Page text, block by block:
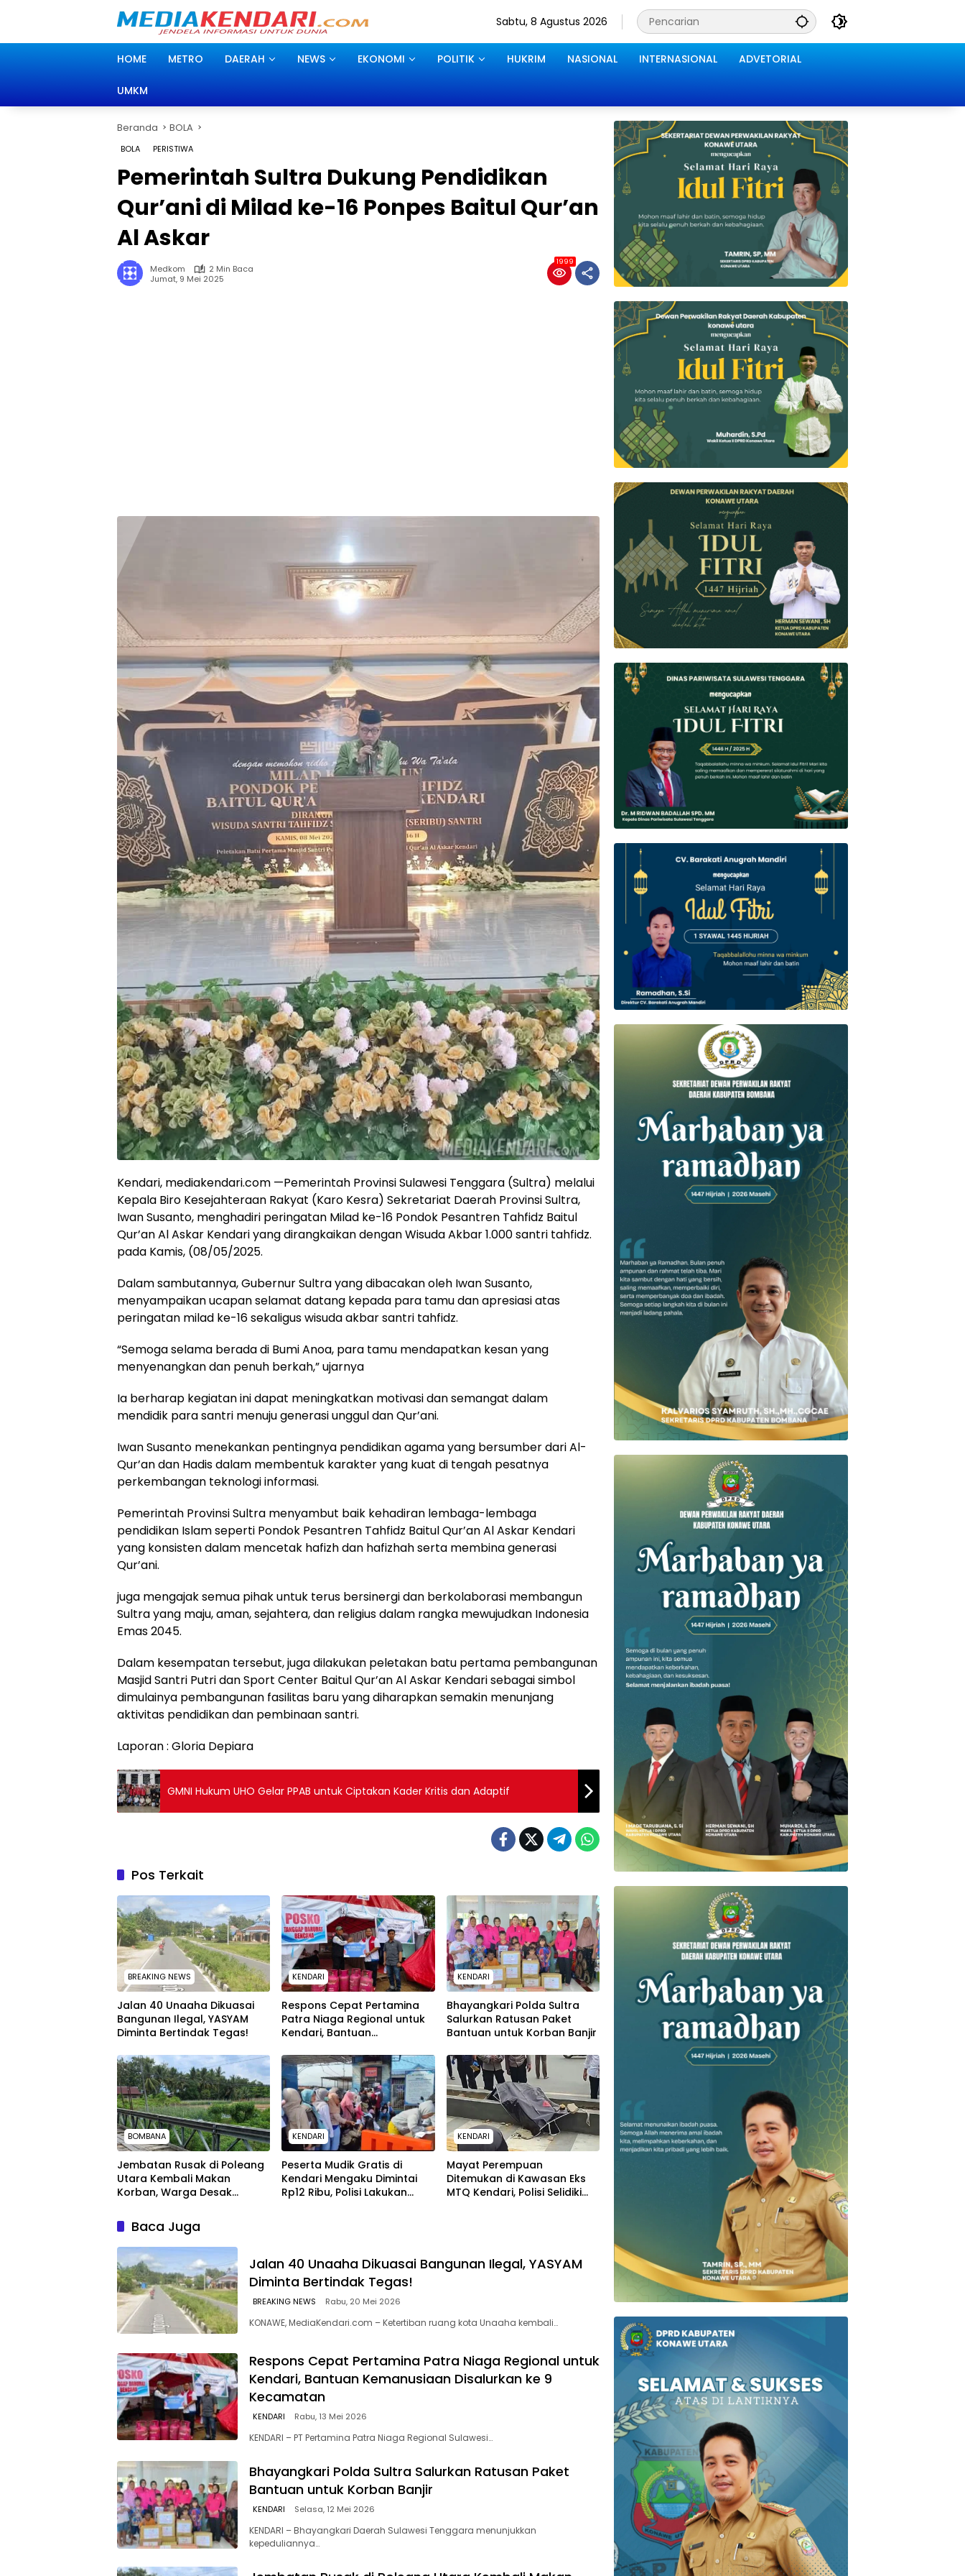
Sabtu, 8 Agustus 2026
HOME METRO DAERAH NEWS EKONOMI POLITIK HUKRIM NASIONAL INTERNASIONAL ADVETORIAL
UMKM
Beranda BOLA
BOLA PERISTIWA
Pemerintah Sultra Dukung Pendidikan
Qur’ani di Milad ke-16 Ponpes Baitul Qur’an
Al Askar
Medkom
2 Min Baca
Jumat, 9 Mei 2025
1999
Kendari, mediakendari.com —Pemerintah Provinsi Sulawesi Tenggara (Sultra) melalui
Kepala Biro Kesejahteraan Rakyat (Karo Kesra) Sekretariat Daerah Provinsi Sultra,
Iwan Susanto, menghadiri peringatan Milad ke-16 Pondok Pesantren Tahfidz Baitul
Qur’an Al Askar Kendari yang dirangkaikan dengan Wisuda Akbar 1.000 santri tahfidz.
pada Kamis, (08/05/2025.
Dalam sambutannya, Gubernur Sultra yang dibacakan oleh Iwan Susanto,
menyampaikan ucapan selamat datang kepada para tamu dan apresiasi atas
peringatan milad ke-16 sekaligus wisuda akbar santri tahfidz.
“Semoga selama berada di Bumi Anoa, para tamu mendapatkan kesan yang
menyenangkan dan penuh berkah,” ujarnya
Ia berharap kegiatan ini dapat meningkatkan motivasi dan semangat dalam
mendidik para santri menuju generasi unggul dan Qur’ani.
Iwan Susanto menekankan pentingnya pendidikan agama yang bersumber dari Al-
Qur’an dan Hadis dalam membentuk karakter yang kuat di tengah pesatnya
perkembangan teknologi informasi.
Pemerintah Provinsi Sultra menyambut baik kehadiran lembaga-lembaga
pendidikan Islam seperti Pondok Pesantren Tahfidz Baitul Qur’an Al Askar Kendari
yang konsisten dalam mencetak hafizh dan hafizhah serta membina generasi
Qur’ani.
juga mengajak semua pihak untuk terus bersinergi dan berkolaborasi membangun
Sultra yang maju, aman, sejahtera, dan religius dalam rangka mewujudkan Indonesia
Emas 2045.
Dalam kesempatan tersebut, juga dilakukan peletakan batu pertama pembangunan
Masjid Santri Putri dan Sport Center Baitul Qur’an Al Askar Kendari sebagai simbol
dimulainya pembangunan fasilitas baru yang diharapkan semakin menunjang
aktivitas pendidikan dan pembinaan santri.
Laporan : Gloria Depiara
GMNI Hukum UHO Gelar PPAB untuk Ciptakan Kader Kritis dan Adaptif
Pos Terkait
BREAKING NEWS
Jalan 40 Unaaha Dikuasai
Bangunan Ilegal, YASYAM
Diminta Bertindak Tegas!
KENDARI
Respons Cepat Pertamina
Patra Niaga Regional untuk
Kendari, Bantuan
9 Kecamatan
KENDARI
Bhayangkari Polda Sultra
Salurkan Ratusan Paket
Bantuan untuk Korban Banjir
BOMBANA
Jembatan Rusak di Poleang
Utara Kembali Makan
Korban, Warga Desak
KENDARI
Peserta Mudik Gratis di
Kendari Mengaku Dimintai
Rp12 Ribu, Polisi Lakukan
KENDARI
Mayat Perempuan
Ditemukan di Kawasan Eks
MTQ Kendari, Polisi Selidiki
Baca Juga
Jalan 40 Unaaha Dikuasai Bangunan Ilegal, YASYAM
Diminta Bertindak Tegas!
BREAKING NEWS Rabu, 20 Mei 2026
KONAWE, MediaKendari.com – Ketertiban ruang kota Unaaha kembali…
Respons Cepat Pertamina Patra Niaga Regional untuk
Kendari, Bantuan Kemanusiaan Disalurkan ke 9
Kecamatan
KENDARI Rabu, 13 Mei 2026
KENDARI – PT Pertamina Patra Niaga Regional Sulawesi…
Bhayangkari Polda Sultra Salurkan Ratusan Paket
Bantuan untuk Korban Banjir
KENDARI Selasa, 12 Mei 2026
KENDARI – Bhayangkari Daerah Sulawesi Tenggara menunjukkan
kepeduliannya…